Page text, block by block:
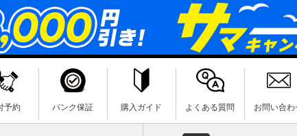
予約 パンク保証 購入ガイド よくある質問 お問い合わ